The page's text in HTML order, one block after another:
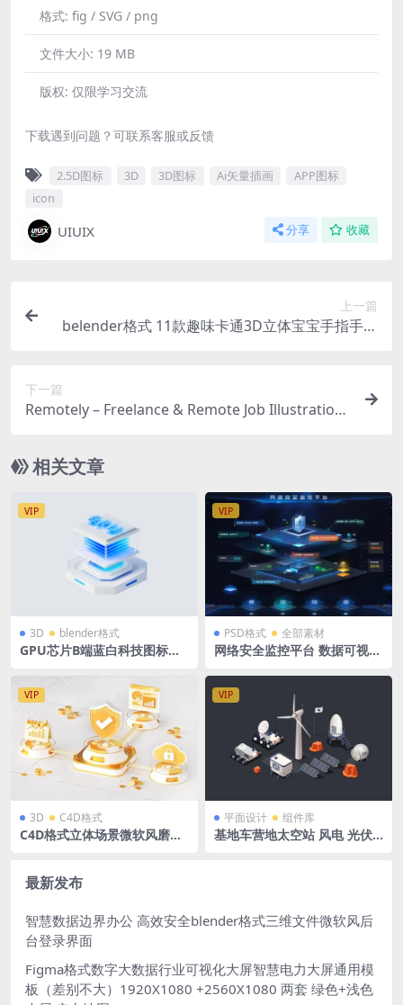
格式: fig / SVG / png
文件大小: 19 MB
版权: 仅限学习交流
下载遇到问题？可联系客服或反馈
2.5D图标 3D 3D图标 Ai矢量插画
APP图标
icon
UIUIX 分享 收藏
上一篇
belender格式 11款趣味卡通3D立体宝宝手指手势
下一篇
Remotely – Freelance & Remote Job Illustrations
源文件
相关文章
VIP
3D blender格式
GPU芯片B端蓝白科技图标立
含PNG
VIP
PSD格式 全部素材
网络安全监控平台 数据可视化
VIP
3D C4D格式
C4D格式立体场景微软风磨玻
VIP
平面设计 组件库
基地车营地太空站 风电 光伏
最新发布
智慧数据边界办公 高效安全blender格式三维文件微软风后
台登录界面
Figma格式数字大数据行业可视化大屏智慧电力大屏通用模
板（差别不大）1920X1080 +2560X1080 两套 绿色+浅色